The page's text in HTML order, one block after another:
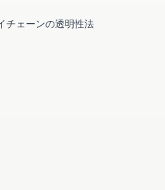
チェーンの透明性法